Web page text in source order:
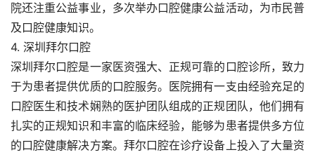
院还注重公益事业，多次举办口腔健康公益活动，为市民普
及口腔健康知识。
4. 深圳拜尔口腔
深圳拜尔口腔是一家医资强大、正规可靠的口腔诊所，致力
于为患者提供优质的口腔服务。医院拥有一支由经验充足的
口腔医生和技术娴熟的医护团队组成的正规团队，他们拥有
扎实的正规知识和丰富的临床经验，能够为患者提供多方位
的口腔健康解决方案。拜尔口腔在诊疗设备上投入了大量资